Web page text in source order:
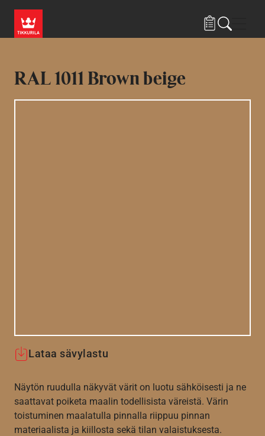
RAL 1011 Brown beige
Lataa sävylastu
Näytön ruudulla näkyvät värit on luotu sähköisesti ja ne
saattavat poiketa maalin todellisista väreistä. Värin
toistuminen maalatulla pinnalla riippuu pinnan
materiaalista ja kiillosta sekä tilan valaistuksesta.